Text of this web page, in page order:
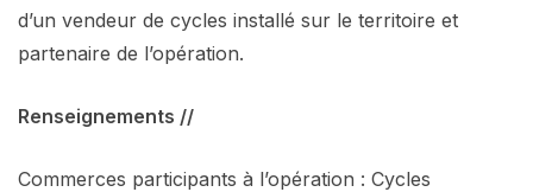
d’un vendeur de cycles installé sur le territoire et
partenaire de l’opération.
Renseignements //
Commerces participants à l’opération : Cycles